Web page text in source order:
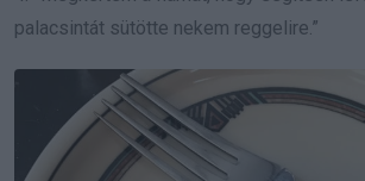
palacsintát sütötte nekem reggelire.”